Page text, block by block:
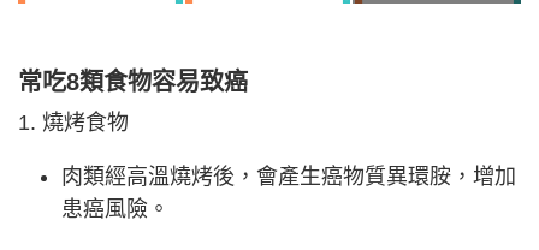
常吃8類食物容易致癌
1. 燒烤食物
肉類經高溫燒烤後，會產生癌物質異環胺，增加
患癌風險。